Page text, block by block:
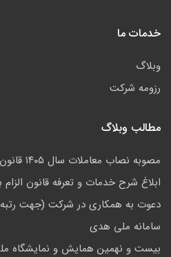
خدمات ما
وبلاگ
رزومه شرکت
مطالب وبلاگ
مصوبه نصاب معاملات سال ۱۴۰۵ قانون برگزاری مناقصات
ابلاغ شرح خدمات و تعرفه قانون
دعوت به همکاری در شرکت (جهت
سامانه ملی هدی
بیست و نهمین همایش و نمایشگاه